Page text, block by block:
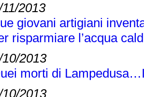
2013
giovani artigiani
risparmiare l’acqua
2013
morti di
2013